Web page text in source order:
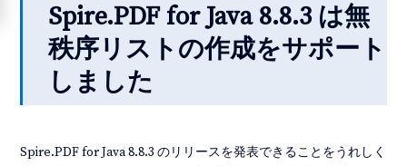
Spire.PDF for Java 8.8.3 は無
秩序リストの作成をサポート
しました
Spire.PDF for Java 8.8.3 のリリースを発表できることをうれしく